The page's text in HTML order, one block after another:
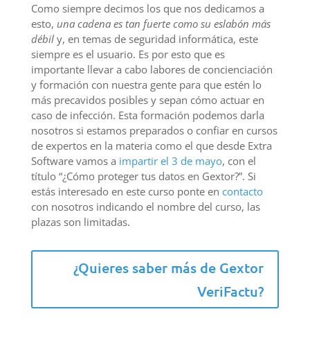
Como siempre decimos los que nos dedicamos a
esto, una cadena es tan fuerte como su eslabón más
débily, en temas de seguridad informática, este
siempre es el usuario. Es por esto que es
importante llevar a cabo labores de concienciación
y formación con nuestra gente para que estén lo
más precavidos posibles y sepan cómo actuar en
caso de infección. Esta formación podemos darla
nosotros si estamos preparados o confiar en cursos
de expertos en la materia como el que desde Extra
Software vamos a impartir el 3 de mayo, con el
título “¿Cómo proteger tus datos en Gextor?”. Si
estás interesado en este curso ponte en contacto
con nosotros indicando el nombre del curso, las
plazas son limitadas.
¿Quieres saber más de Gextor
VeriFactu?